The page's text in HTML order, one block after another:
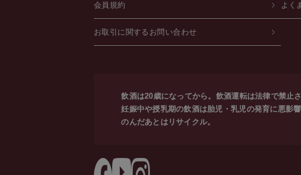
会員規約 よく
お取引に関するお問い合わせ
飲酒は20歳になってから。飲酒運転は法律で禁止さ
妊娠中や授乳期の飲酒は胎児・乳児の発育に悪影
のんだあとはリサイクル。